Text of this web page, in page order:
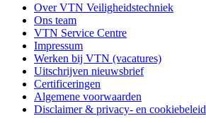
Over VTN Veiligheidstechniek
Ons team
VTN Service Centre
Impressum
Werken bij VTN (vacatures)
Uitschrijven nieuwsbrief
Certificeringen
Algemene voorwaarden
Disclaimer & privacy- en cookiebeleid